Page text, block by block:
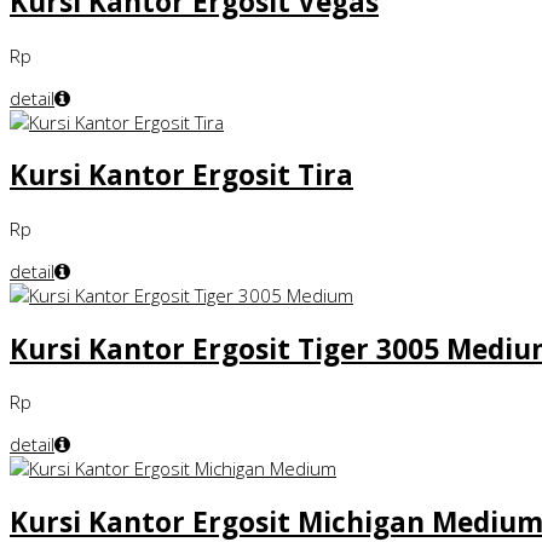
Rp
detail
Kursi Kantor Ergosit Tira
Rp
detail
Kursi Kantor Ergosit Tiger 3005
Rp
detail
Kursi Kantor Ergosit Michigan Medium